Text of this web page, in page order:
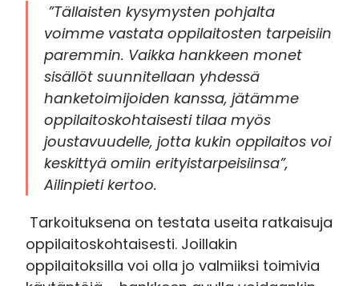
”Tällaisten kysymysten pohjalta
voimme vastata oppilaitosten tarpeisiin
paremmin. Vaikka hankkeen monet
sisällöt suunnitellaan yhdessä
hanketoimijoiden kanssa, jätämme
oppilaitoskohtaisesti tilaa myös
joustavuudelle, jotta kukin oppilaitos voi
keskittyä omiin erityistarpeisiinsa”,
Ailinpieti kertoo.
Tarkoituksena on testata useita ratkaisuja
oppilaitoskohtaisesti. Joillakin
oppilaitoksilla voi olla jo valmiiksi toimivia